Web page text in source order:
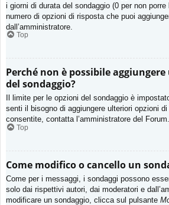
i giorni di durata del sondaggio (0 per non porre
numero di opzioni di risposta che puoi
dall’amministratore.
Top
Perché non è possibile
del sondaggio?
Il limite per le opzioni del sondaggio è
senti il bisogno di aggiungere ulteriori opzioni
consentite, contatta l’amministratore del Forum.
Top
Come modifico o cancello un
Come per i messaggi, i sondaggi possono
solo dai rispettivi autori, dai moderatori e
modificare un sondaggio, clicca sul pulsante